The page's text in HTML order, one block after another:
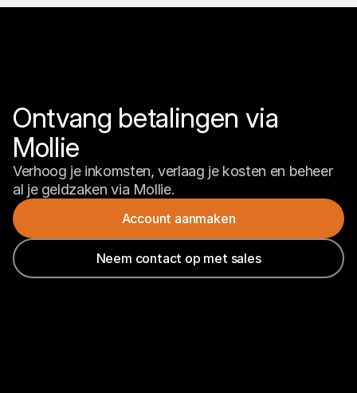
Ontvang betalingen via
Mollie
Verhoog je inkomsten, verlaag je kosten en beheer
al je geldzaken via Mollie.
Account aanmaken
Neem contact op met sales